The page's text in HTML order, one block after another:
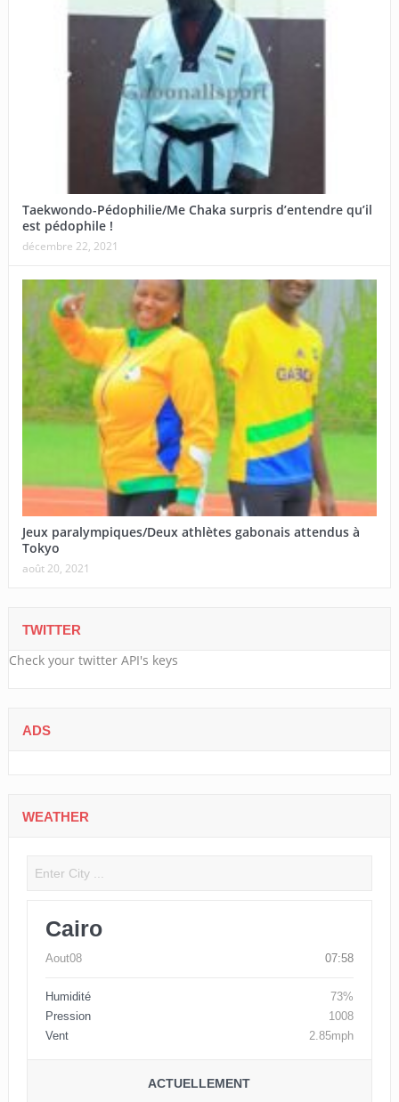
Taekwondo-Pédophilie/Me Chaka surpris d’entendre qu’il
est pédophile !
décembre 22, 2021
Jeux paralympiques/Deux athlètes gabonais attendus à
Tokyo
août 20, 2021
TWITTER
Check your twitter API's keys
ADS
WEATHER
Cairo
Aout08 07:58
Humidité
73%
Pression
1008
Vent
2.85mph
ACTUELLEMENT